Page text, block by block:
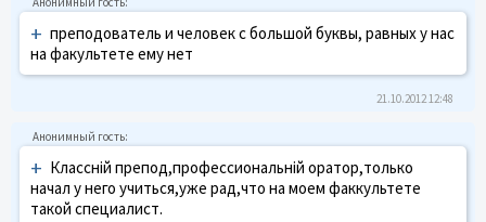
+ преподователь и человек с большой буквы, равных у нас
на факультете ему нет
21.10.2012 12:48
+ Классній препод,профессиональній оратор,только
начал у него учиться,уже рад,что на моем факкультете
такой специалист.